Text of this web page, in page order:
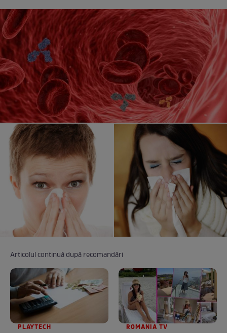
Articolul continuă după recomandări
PLAYTECH ROMANIA TV